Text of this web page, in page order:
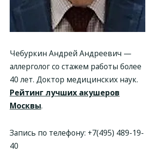
Чебуркин Андрей Андреевич —
аллерголог со стажем работы более
40 лет. Доктор медицинских наук.
Рейтинг лучших акушеров
Москвы.
Запись по телефону: +7(495) 489-19-
40